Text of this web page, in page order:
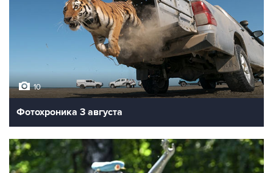
10
Фотохроника 3 августа